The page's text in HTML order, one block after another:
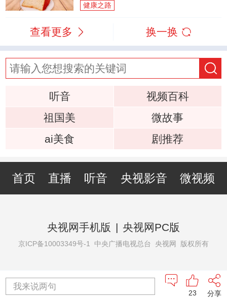
健康之路
查看更多 换一换
听音
视频百科
祖国美
微故事
ai美食
剧推荐
首页 直播 听音 央视影音 微视频
央视网手机版 | 央视网PC版
京ICP备10003349号-1 中央广播电视总台 央视网 版权所有
我来说两句
分享
23